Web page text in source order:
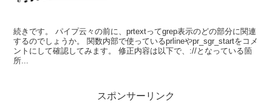
続きです。 パイプ云々の前に、prtextってgrep表示のどの部分に関連
するのでしょうか。 関数内部で使っているprlineやpr_sgr_startをコメ
ントにして確認してみます。 修正内容は以下で、://となっている箇
所...
スポンサーリンク